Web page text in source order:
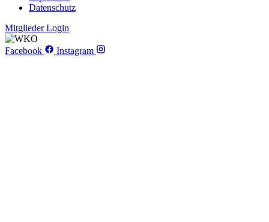
Datenschutz
Mitglieder Login
Facebook Instagram